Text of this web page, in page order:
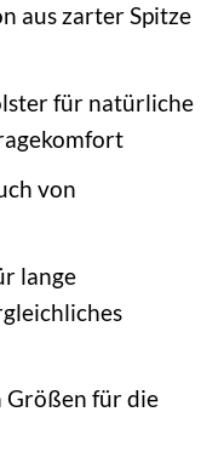
aus zarter Spitze
für natürliche
von
lange
Größen für die